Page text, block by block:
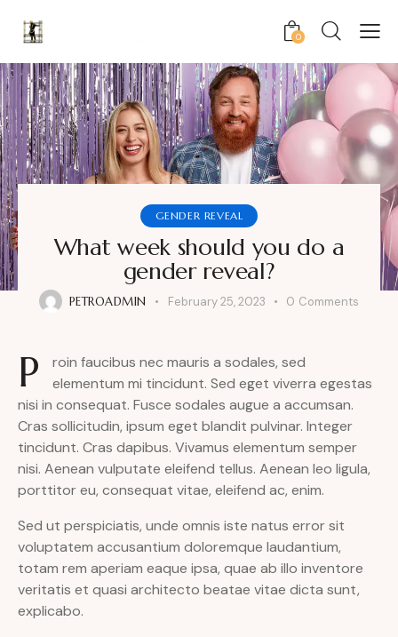
0
GENDER REVEAL
What week should you do a
gender reveal?
PETROADMIN February 25, 2023 0 Comments
P
roin faucibus nec mauris a sodales, sed
elementum mi tincidunt. Sed eget viverra egestas
nisi in consequat. Fusce sodales augue a accumsan.
Cras sollicitudin, ipsum eget blandit pulvinar. Integer
tincidunt. Cras dapibus. Vivamus elementum semper
nisi. Aenean vulputate eleifend tellus. Aenean leo ligula,
porttitor eu, consequat vitae, eleifend ac, enim.
Sed ut perspiciatis, unde omnis iste natus error sit
voluptatem accusantium doloremque laudantium,
totam rem aperiam eaque ipsa, quae ab illo inventore
veritatis et quasi architecto beatae vitae dicta sunt,
explicabo.